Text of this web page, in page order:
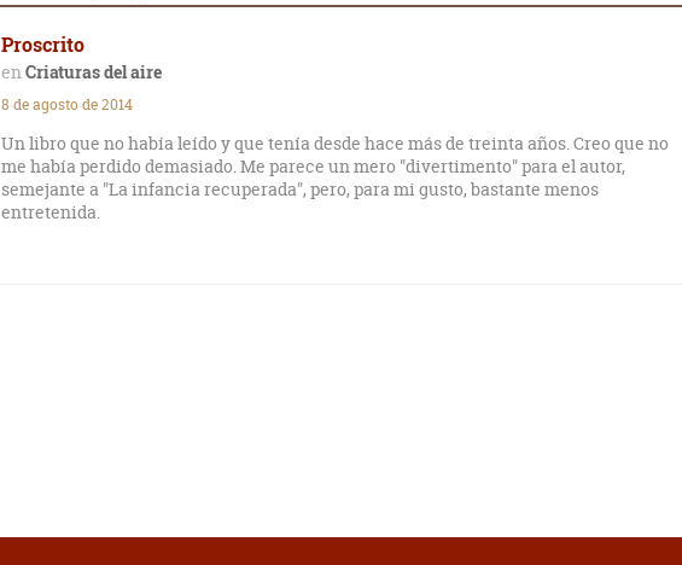
Proscrito
Criaturas del aire
8 de agosto de 2014
Un libro que no había leído y que tenía desde hace más de treinta años. Creo que no
me había perdido demasiado. Me parece un mero "divertimento" para el autor,
semejante a "La infancia recuperada", pero, para mi gusto, bastante menos
entretenida.